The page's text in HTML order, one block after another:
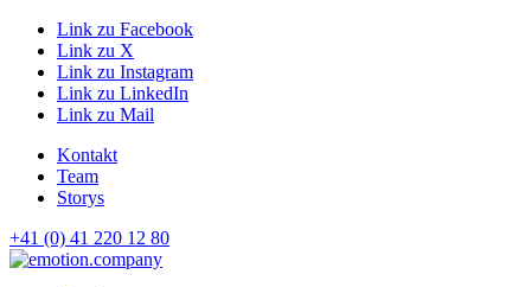
Link zu Facebook
Link zu X
Link zu Instagram
Link zu LinkedIn
Link zu Mail
Kontakt
Team
Storys
+41 (0) 41 220 12 80